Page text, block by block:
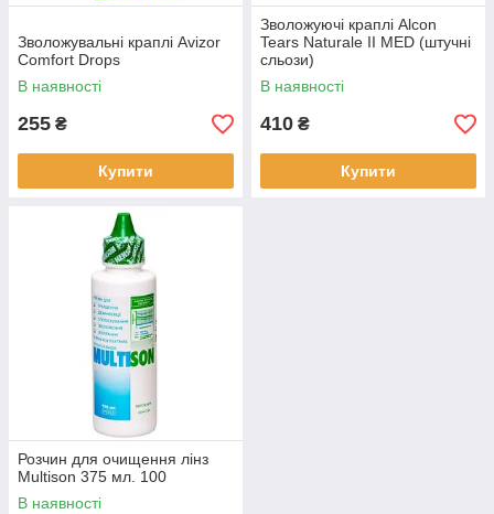
Зволожувальні краплі Avizor
Comfort Drops
В наявності
255 ₴
Купити
Зволожуючі краплі Alcon
Tears Naturale II MED (штучні
сльози)
В наявності
410 ₴
Купити
Розчин для очищення лінз
Multison 375 мл. 100
В наявності